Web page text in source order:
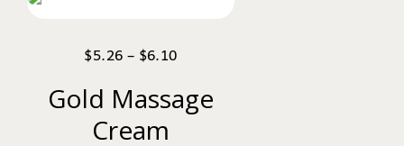
$5.26– $6.10
Gold Massage
Cream